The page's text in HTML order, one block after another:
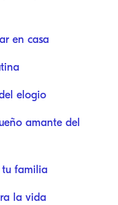
en casa
elogio
amante del
tu familia
la vida